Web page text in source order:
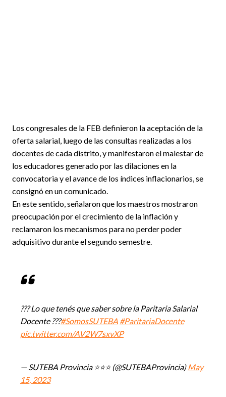
Los congresales de la FEB definieron la aceptación de la
oferta salarial, luego de las consultas realizadas a los
docentes de cada distrito, y manifestaron el malestar de
los educadores generado por las dilaciones en la
convocatoria y el avance de los índices inflacionarios, se
consignó en un comunicado.
En este sentido, señalaron que los maestros mostraron
preocupación por el crecimiento de la inflación y
reclamaron los mecanismos para no perder poder
adquisitivo durante el segundo semestre.
??‍? Lo que tenés que saber sobre la Paritaria Salarial
Docente ??‍?#SomosSUTEBA #ParitariaDocente
pic.twitter.com/AV2W7sxvXP
— SUTEBA Provincia ⭐⭐⭐ (@SUTEBAProvincia) May
15, 2023